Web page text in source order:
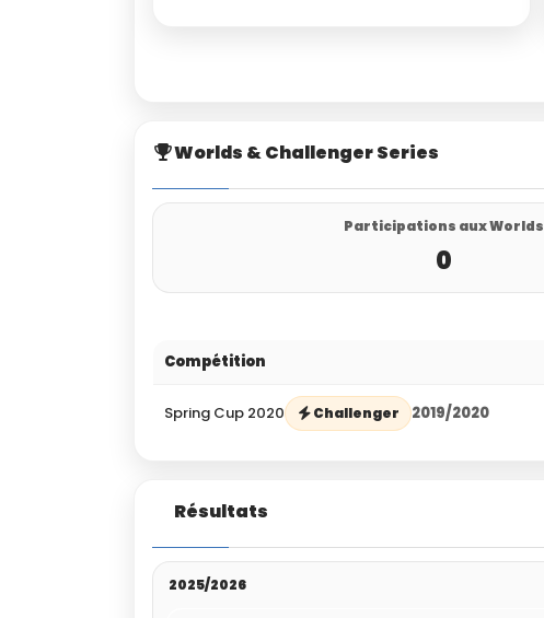
Worlds & Challenger Series
Participations aux Worlds
0
Compétition
Spring Cup 2020 Challenger 2019/2020
Résultats
2025/2026